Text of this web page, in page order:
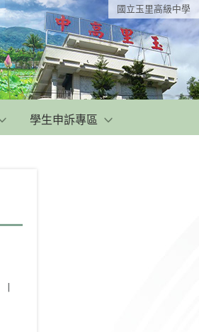
國立玉里高級中學
學生申訴專區
|